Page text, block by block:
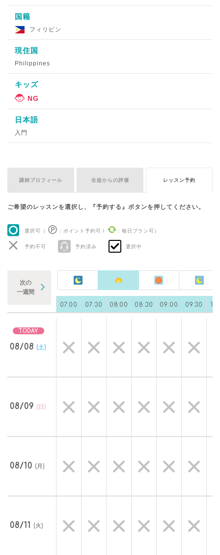
国籍
フィリピン
現住国
Philippines
キッズ
日本語
入門
講師プロフィール 生徒からの評価 レッスン予約
ご希望のレッスンを選択し、『予約する』ボタンを押してください。
選択可（ ：ポイント予約可 / ：毎日プラン可）
予約不可 予約済み 選択中
次の
一週間
07:00 07:30 08:00 08:30 09:00 09:30
08/08 (土)
08/09 (日)
08/10 (月)
08/11 (火)